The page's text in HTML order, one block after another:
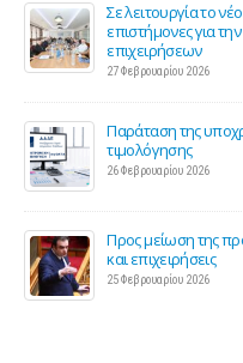
Σε λειτουργία το
επιστήμονες για
επιχειρήσεων
27 Φεβρουαρίου 2026
Παράταση της
τιμολόγησης
26 Φεβρουαρίου 2026
Προς μείωση της
και επιχειρήσεις
25 Φεβρουαρίου 2026